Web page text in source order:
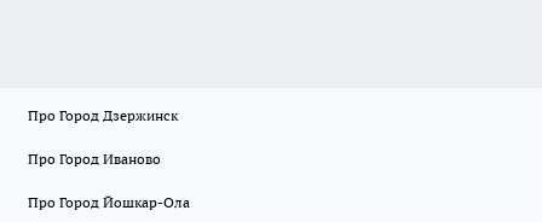
Про Город Дзержинск
Про Город Иваново
Про Город Йошкар-Ола